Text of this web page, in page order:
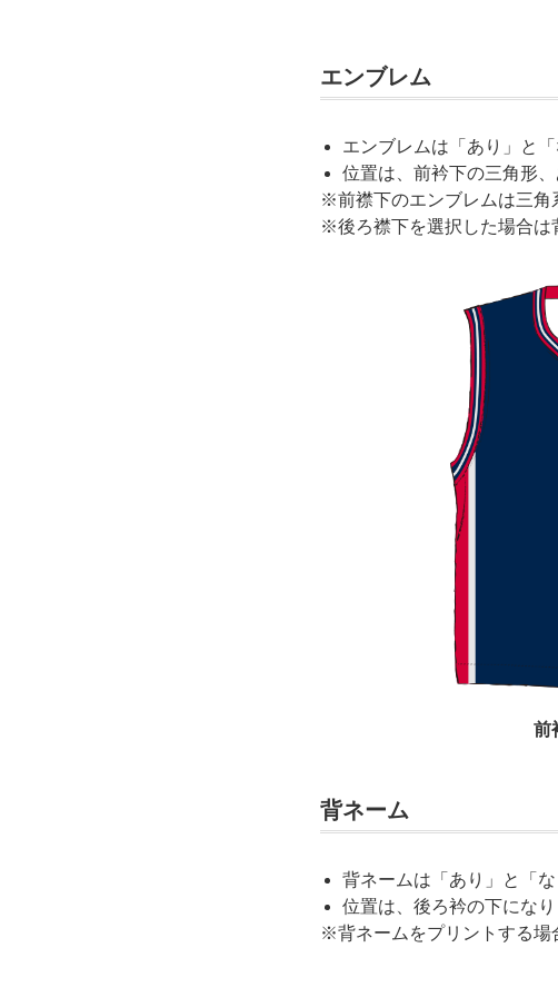
エンブレム
エンブレムは「あり」と「
位置は、前衿下の三角形
※前襟下のエンブレムは三角
※後ろ襟下を選択した場合は
前
背ネーム
背ネームは「あり」と「な
位置は、後ろ衿の下になり
※背ネームをプリントする場